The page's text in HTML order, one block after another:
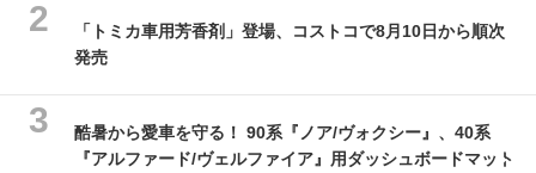
「トミカ車用芳香剤」登場、コストコで8月10日から順次
発売
酷暑から愛車を守る！ 90系『ノア/ヴォクシー』、40系
『アルファード/ヴェルファイア』用ダッシュボードマット